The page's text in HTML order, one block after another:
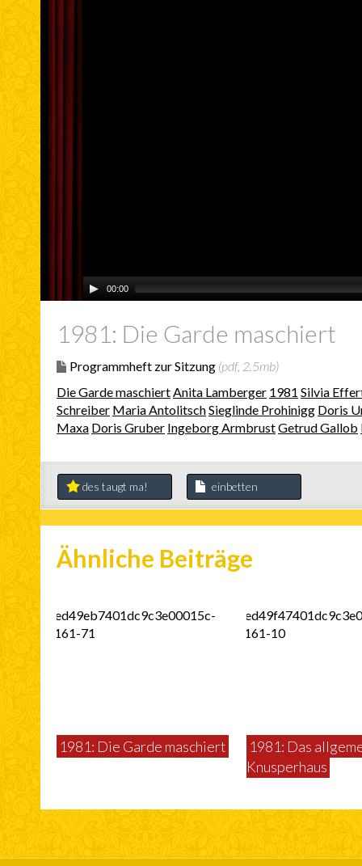
00:00
1981: Die Garde maschiert
Programmheft zur Sitzung (pdf, 2.5mb)
Die Garde maschiertAnita Lamberger 1981 Silvia
Schreiber Maria AntolitschSieglinde Prohinigg Doris
Maxa Doris Gruber Ingeborg ArmbrustGetrud Gallob
des taugt ma! einbetten
Ähnliche Beiträge
1981: Die Garde maschiert
1981: Das
Knusperhaus